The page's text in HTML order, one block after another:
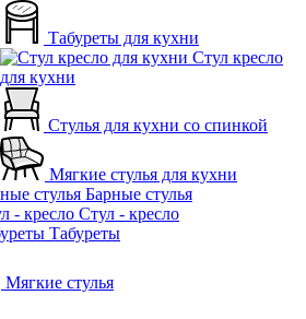
Табуреты для кухни
Стул кресло
для кухни
Стулья для кухни со спинкой
Мягкие стулья для кухни
Барные стулья
Стул - кресло
Табуреты
Мягкие стулья